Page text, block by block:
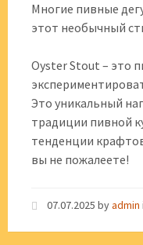
Многие пивные
этот необычный
Oyster Stout – это
Это уникальный
традиции пивной
тенденции
вы не пожалеете!
07.07.2025 byadmin